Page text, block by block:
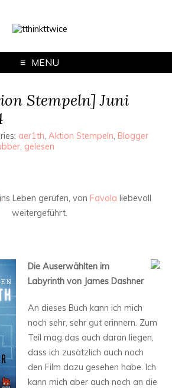
MENU
Stempeln] Juni
aer1th, Aktion Stempeln, Blogger
, gelesen
ins Leben gerufen, von Favola liebevoll
weitergeführt.
Die Auserwählten im
Labyrinth von James Dashner
An dieses Buch kann ich mich
noch sehr, sehr gut erinnern. Zum
Teil mag das auch daran liegen,
dass ich zusätzlich auch noch
den Film dazu gesehen habe. Ich
kann mich aber auch noch an die